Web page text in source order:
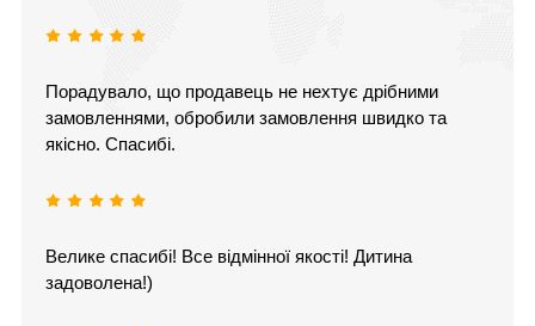
Порадувало, що продавець не нехтує дрібними
замовленнями, обробили замовлення швидко та
якісно. Спасибі.
Велике спасибі! Все відмінної якості! Дитина
задоволена!)